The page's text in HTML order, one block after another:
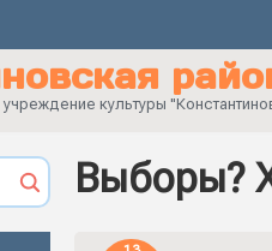
культуры
Выборы?